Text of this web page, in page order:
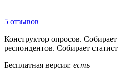
5 отзывов
Конструктор опросов.
респондентов. Собирает
Бесплатная версия: есть